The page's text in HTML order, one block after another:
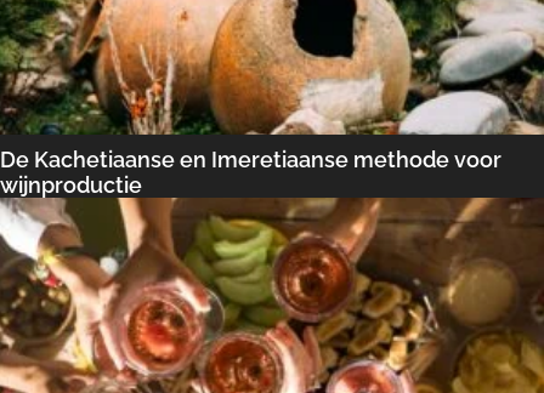
De Kachetiaanse en Imeretiaanse methode voor
wijnproductie